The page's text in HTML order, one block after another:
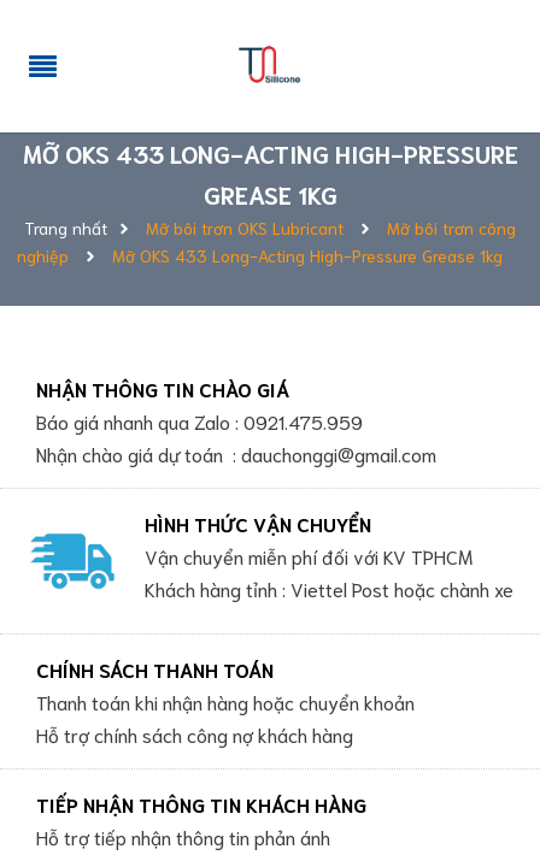
MỠ OKS 433 LONG-ACTING HIGH-PRESSURE
GREASE 1KG
Trang nhất Mỡ bôi trơn OKS Lubricant
Mỡ bôi trơn công
nghiệp
Mỡ OKS 433 Long-Acting High-Pressure Grease 1kg
NHẬN THÔNG TIN CHÀO GIÁ
Báo giá nhanh qua Zalo : 0921.475.959
Nhận chào giá dự toán : dauchonggi@gmail.com
HÌNH THỨC VẬN CHUYỂN
Vận chuyển miễn phí đối với KV TPHCM
Khách hàng tỉnh : Viettel Post hoặc chành xe
CHÍNH SÁCH THANH TOÁN
Thanh toán khi nhận hàng hoặc chuyển khoản
Hỗ trợ chính sách công nợ khách hàng
TIẾP NHẬN THÔNG TIN KHÁCH HÀNG
Hỗ trợ tiếp nhận thông tin phản ánh